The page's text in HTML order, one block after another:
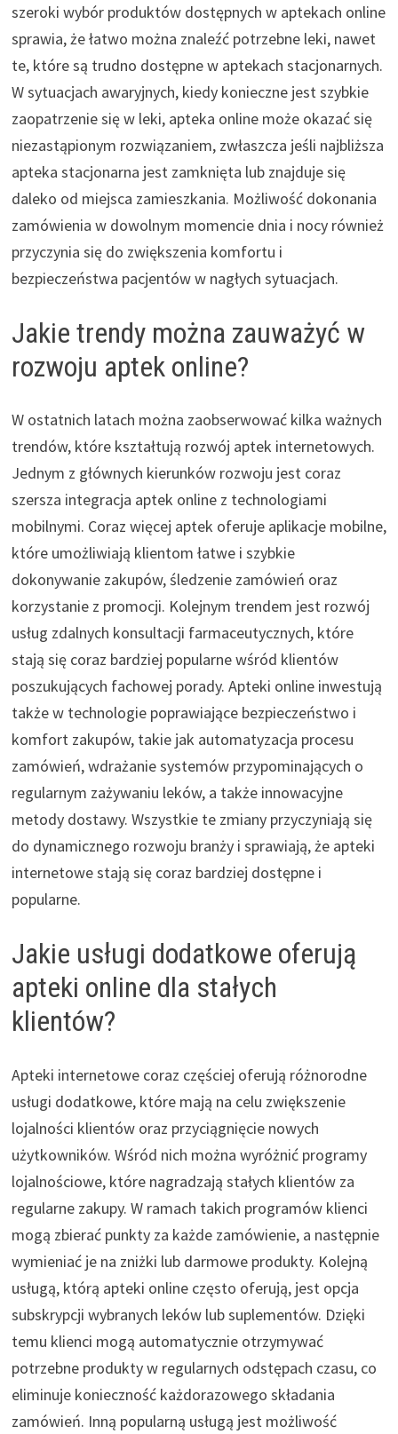
szeroki wybór produktów dostępnych w aptekach online
sprawia, że łatwo można znaleźć potrzebne leki, nawet
te, które są trudno dostępne w aptekach stacjonarnych.
W sytuacjach awaryjnych, kiedy konieczne jest szybkie
zaopatrzenie się w leki, apteka online może okazać się
niezastąpionym rozwiązaniem, zwłaszcza jeśli najbliższa
apteka stacjonarna jest zamknięta lub znajduje się
daleko od miejsca zamieszkania. Możliwość dokonania
zamówienia w dowolnym momencie dnia i nocy również
przyczynia się do zwiększenia komfortu i
bezpieczeństwa pacjentów w nagłych sytuacjach.
Jakie trendy można zauważyć w
rozwoju aptek online?
W ostatnich latach można zaobserwować kilka ważnych
trendów, które kształtują rozwój aptek internetowych.
Jednym z głównych kierunków rozwoju jest coraz
szersza integracja aptek online z technologiami
mobilnymi. Coraz więcej aptek oferuje aplikacje mobilne,
które umożliwiają klientom łatwe i szybkie
dokonywanie zakupów, śledzenie zamówień oraz
korzystanie z promocji. Kolejnym trendem jest rozwój
usług zdalnych konsultacji farmaceutycznych, które
stają się coraz bardziej popularne wśród klientów
poszukujących fachowej porady. Apteki online inwestują
także w technologie poprawiające bezpieczeństwo i
komfort zakupów, takie jak automatyzacja procesu
zamówień, wdrażanie systemów przypominających o
regularnym zażywaniu leków, a także innowacyjne
metody dostawy. Wszystkie te zmiany przyczyniają się
do dynamicznego rozwoju branży i sprawiają, że apteki
internetowe stają się coraz bardziej dostępne i
popularne.
Jakie usługi dodatkowe oferują
apteki online dla stałych
klientów?
Apteki internetowe coraz częściej oferują różnorodne
usługi dodatkowe, które mają na celu zwiększenie
lojalności klientów oraz przyciągnięcie nowych
użytkowników. Wśród nich można wyróżnić programy
lojalnościowe, które nagradzają stałych klientów za
regularne zakupy. W ramach takich programów klienci
mogą zbierać punkty za każde zamówienie, a następnie
wymieniać je na zniżki lub darmowe produkty. Kolejną
usługą, którą apteki online często oferują, jest opcja
subskrypcji wybranych leków lub suplementów. Dzięki
temu klienci mogą automatycznie otrzymywać
potrzebne produkty w regularnych odstępach czasu, co
eliminuje konieczność każdorazowego składania
zamówień. Inną popularną usługą jest możliwość